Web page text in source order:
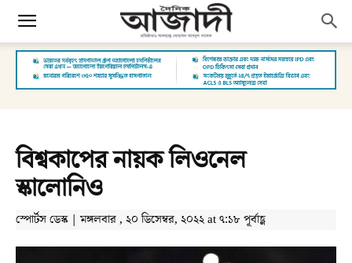
বিশ্বকাপের নায়ক লিওনেল
স্কালোনিও
স্পোর্টস ডেস্ক | মঙ্গলবার , ২০ ডিসেম্বর, ২০২২ at ৭:১৮ পূর্বাহ্ণ